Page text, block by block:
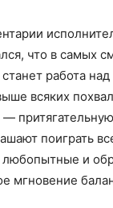
что в самых
работа
всяких
—
поиграть
любопытные и
мгновение